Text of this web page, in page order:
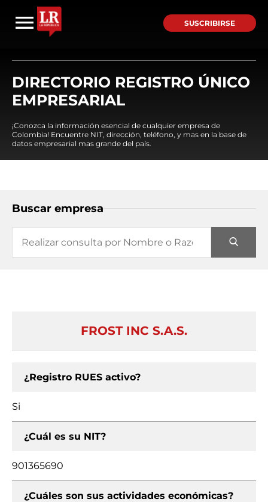
SUSCRIBIRSE
DIRECTORIO REGISTRO ÚNICO
EMPRESARIAL
¡Conozca la información esencial de cualquier empresa de
Colombia! Encuentre NIT, dirección, teléfono, y mas en la base de
datos empresarial mas grande del país.
Buscar empresa
FROST INC S.A.S.
¿Registro RUES activo?
Si
¿Cuál es su NIT?
901365690
¿Cuáles son sus actividades económicas?